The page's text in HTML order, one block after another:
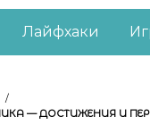
Лайфхаки
— ДОСТИЖЕНИЯ И